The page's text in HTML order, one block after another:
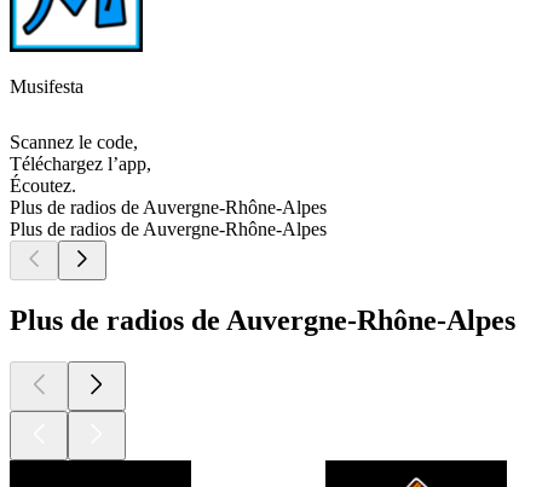
Musifesta
Scannez le code,
Téléchargez l’app,
Écoutez.
Plus de radios de Auvergne-Rhône-Alpes
Plus de radios de Auvergne-Rhône-Alpes
Plus de radios de Auvergne-Rhône-Alpes